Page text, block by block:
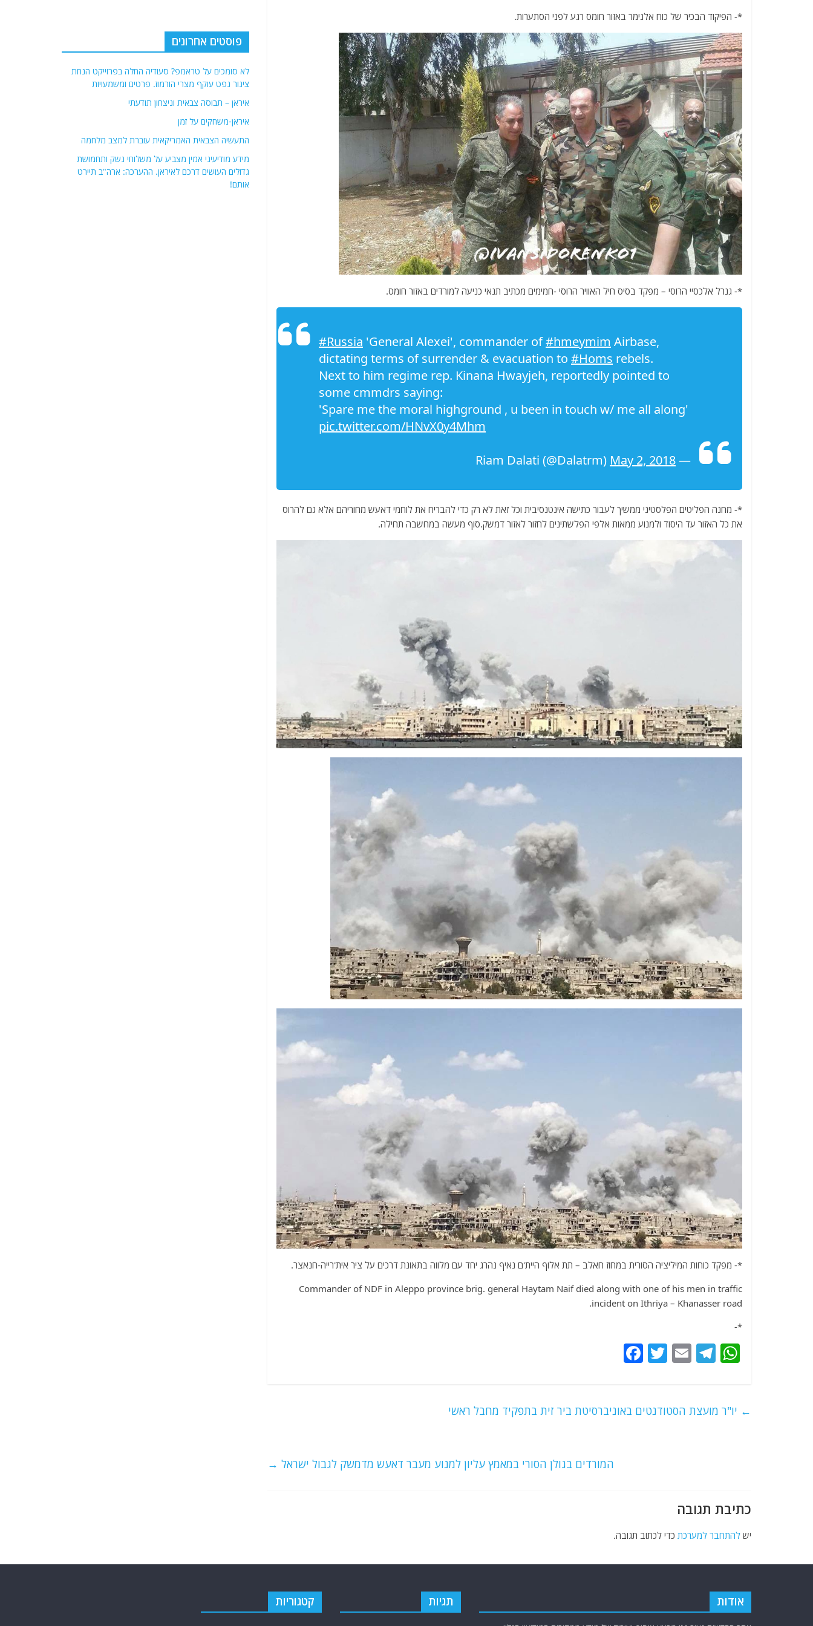
*- הפיקוד הבכיר של כוח אלנימר באזור חומס רגע לפני הסתערות.
*- גנרל אלכסיי הרוסי – מפקד בסיס חיל האוויר הרוסי -חמימים מכתיב תנאי כניעה למורדים באזור חומס.
#Russia 'General Alexei', commander of#hmeymim Airbase,
dictating terms of surrender & evacuation to #Homs rebels.
Next to him regime rep. Kinana Hwayjeh, reportedly pointed to
some cmmdrs saying:
'Spare me the moral highground , u been in touch w/ me all along'
pic.twitter.com/HNvX0y4Mhm
— Riam Dalati (@Dalatrm)
May 2, 2018
*- מחנה הפליטים הפלסטיני ממשיך לעבור כתישה אינטנסיבית וכל זאת לא רק כדי להבריח את לוחמי דאעש מחוריהם אלא גם להרוס
את כל האזור עד היסוד ולמנוע ממאות אלפי הפלשתינים לחזור לאזור דמשק.סוף מעשה במחשבה תחילה.
*- מפקד כוחות המיליציה הסורית במחוז חאלב – תת אלוף היית'ם נאיף נהרג יחד עם מלווה בתאונת דרכים על ציר אית'רייה-חנאצר.
Commander of NDF in Aleppo province brig. general Haytam Naif died along with one of his men in traffic
incident on Ithriya – Khanasser road.
*-
W
s
T
g
E
l
T
er
e
o
← יו"ר מועצת הסטודנטים באוניברסיטת ביר זית בתפקיד מחבל ראשי
המורדים בגולן הסורי במאמץ עליון למנוע מעבר דאעש מדמשק לגבול ישראל →
כתיבת תגובה
יש להתחבר למערכת כדי לכתוב תגובה.
התעשיה הצבאית האמריקאית עוברת למצב מלחמה
גדולים העושים דרכם לאיראן. ההערכה: ארה"ב תיירט
אותם!
אודות תגיות קטגוריות